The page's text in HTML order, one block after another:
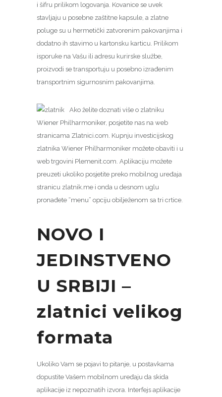
i šifru prilikom logovanja. Kovanice se uvek
stavljaju u posebne zaštitne kapsule, a zlatne
poluge su u hermetički zatvorenim pakovanjima i
dodatno ih stavimo u kartonsku karticu. Prilikom
isporuke na Vašu ili adresu kurirske službe,
proizvodi se transportuju u posebno izrađenim
transportnim sigurnosnim pakovanjima.
Ako želite doznati više o zlatniku
Wiener Philharmoniker, posjetite nas na web
stranicama Zlatnici.com. Kupnju investicijskog
zlatnika Wiener Philharmoniker možete obaviti i u
web trgovini Plemenit.com. Aplikaciju možete
preuzeti ukoliko posjetite preko mobilnog uređaja
stranicu zlatnik.me i onda u desnom uglu
pronađete “menu” opciju obilježenom sa tri crtice.
NOVO I
JEDINSTVENO
U SRBIJI –
zlatnici velikog
formata
Ukoliko Vam se pojavi to pitanje, u postavkama
dopustite Vašem mobilnom uređaju da skida
aplikacije iz nepoznatih izvora. Interfejs aplikacije